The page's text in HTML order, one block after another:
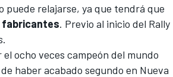
puede relajarse, ya que tendrá que
fabricantes. Previo al inicio del Rally
ocho veces campeón del mundo
haber acabado segundo en Nueva